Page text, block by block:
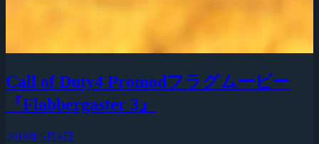
Call of Duty4 Promodフラグムービー
『Flabbergaster 3』
2018年5月6日